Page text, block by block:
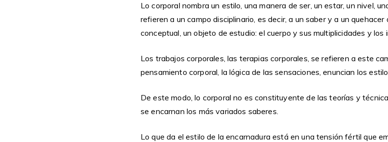
Lo corporal nombra un estilo, una manera de ser, un estar, un nivel,
refieren a un campo disciplinario, es decir, a un saber y a un
conceptual, un objeto de estudio: el cuerpo y sus multiplicidades y los
Los trabajos corporales, las terapias corporales, se refieren a este
pensamiento corporal, la lógica de las sensaciones, enuncian los
De este modo, lo corporal no es constituyente de las teorías y
se encarnan los más variados saberes.
Lo que da el estilo de la encarnadura está en una tensión fértil que